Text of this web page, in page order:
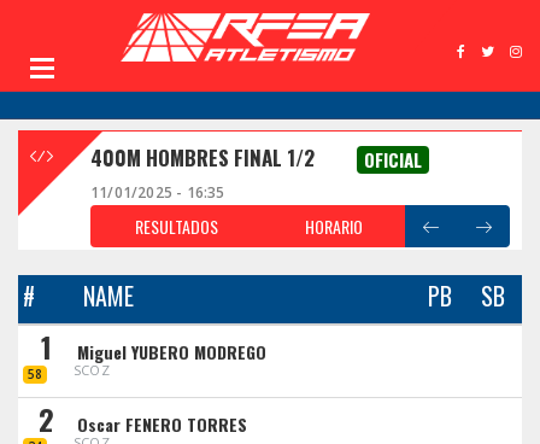
400M HOMBRES FINAL 1/2 OFICIAL
11/01/2025 - 16:35
RESULTADOS HORARIO
# NAME PB SB
1
58
Miguel YUBERO MODREGO
SCOZ
2 Oscar FENERO TORRES